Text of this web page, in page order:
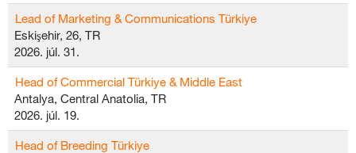
Lead of Marketing & Communications Türkiye
Eskişehir, 26, TR
2026. júl. 31.
Head of Commercial Türkiye & Middle East
Antalya, Central Anatolia, TR
2026. júl. 19.
Head of Breeding Türkiye